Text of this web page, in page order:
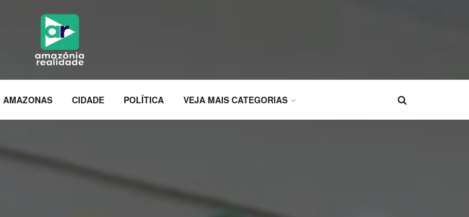
AMAZONAS CIDADE POLÍTICA VEJA MAIS CATEGORIAS